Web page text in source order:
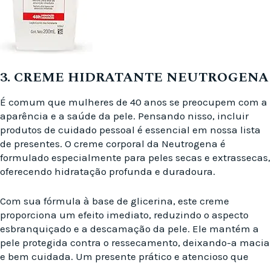
3. CREME HIDRATANTE NEUTROGENA
É comum que mulheres de 40 anos se preocupem com a
aparência e a saúde da pele. Pensando nisso, incluir
produtos de cuidado pessoal é essencial em nossa lista
de presentes. O creme corporal da Neutrogena é
formulado especialmente para peles secas e extrassecas,
oferecendo hidratação profunda e duradoura.
Com sua fórmula à base de glicerina, este creme
proporciona um efeito imediato, reduzindo o aspecto
esbranquiçado e a descamação da pele. Ele mantém a
pele protegida contra o ressecamento, deixando-a macia
e bem cuidada. Um presente prático e atencioso que